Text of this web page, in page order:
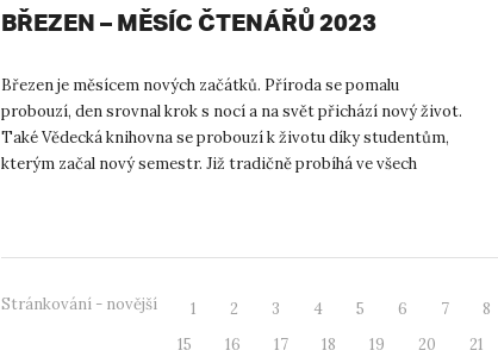
BŘEZEN – MĚSÍC ČTENÁŘŮ 2023
Březen je měsícem nových začátků. Příroda se pomalu
probouzí, den srovnal krok s nocí a na svět přichází nový život.
Také Vědecká knihovna se probouzí k životu díky studentům,
kterým začal nový semestr. Již tradičně probíhá ve všech
Stránkování - novější 1 2 3 4 5 6 7 8
15
16 17 18 19 20 21